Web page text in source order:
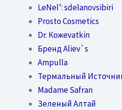
LeNel’: sdelanovsibiri
Prosto Cosmetics
Dr. Кожеvatkin
Бренд Aliev`s
Ampulla
Термальный
Madame Safran
Зеленый Алтай